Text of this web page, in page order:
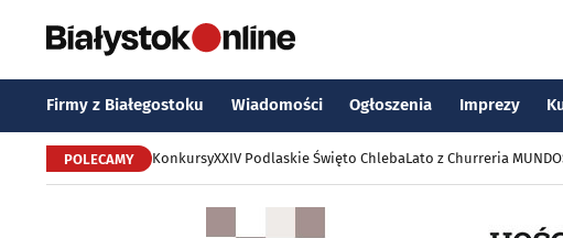
Firmy z Białegostoku Wiadomości Ogłoszenia Imprezy
POLECAMY KonkursyXXIV Podlaskie Święto ChlebaLato z Churreria MUNDO